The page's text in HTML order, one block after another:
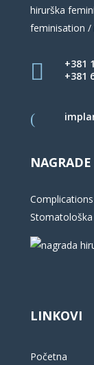
hirurška
feminisation /
+381
+381
NAGRADE
LINKOVI
Početna